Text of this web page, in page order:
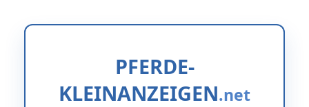
PFERDE-
KLEINANZEIGEN